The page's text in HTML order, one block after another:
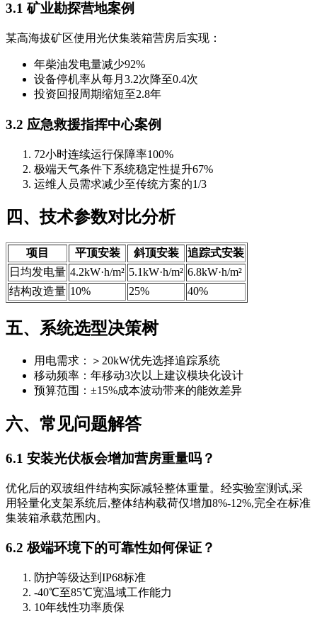
3.1 矿业勘探营地案例
某高海拔矿区使用光伏集装箱营房后实现：
年柴油发电量减少92%
设备停机率从每月3.2次降至0.4次
投资回报周期缩短至2.8年
3.2 应急救援指挥中心案例
72小时连续运行保障率100%
极端天气条件下系统稳定性提升67%
运维人员需求减少至传统方案的1/3
四、技术参数对比分析
项目 平顶安装 斜顶安装
追踪式安装
日均发电量 4.2kW·h/m² 5.1kW·h/m² 6.8kW·h/m²
结构改造量 10% 25% 40%
五、系统选型决策树
用电需求：＞20kW优先选择追踪系统
移动频率：年移动3次以上建议模块化设计
预算范围：±15%成本波动带来的能效差异
六、常见问题解答
6.1 安装光伏板会增加营房重量吗？
优化后的双玻组件结构实际减轻整体重量。经实验室测试,采
用轻量化支架系统后,整体结构载荷仅增加8%-12%,完全在标准
集装箱承载范围内。
6.2 极端环境下的可靠性如何保证？
防护等级达到IP68标准
-40℃至85℃宽温域工作能力
10年线性功率质保